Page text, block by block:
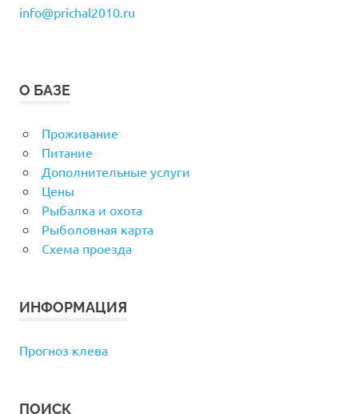
info@prichal2010.ru
О БАЗЕ
Проживание
Питание
Дополнительные услуги
Цены
Рыбалка и охота
Рыболовная карта
Схема проезда
ИНФОРМАЦИЯ
Прогноз клева
ПОИСК